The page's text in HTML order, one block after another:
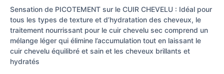
Sensation de PICOTEMENT sur le CUIR CHEVELU : Idéal pour
tous les types de texture et d’hydratation des cheveux, le
traitement nourrissant pour le cuir chevelu sec comprend un
mélange léger qui élimine l’accumulation tout en laissant le
cuir chevelu équilibré et sain et les cheveux brillants et
hydratés